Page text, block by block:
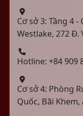
Cơ sở 3: Tầng 4
Westlake, 272 Đ.
Hotline: +84 909
Cơ sở 4: Phòng
Quốc, Bãi Khem,